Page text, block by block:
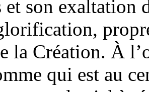
et son exaltation
la Création. À
qui est au